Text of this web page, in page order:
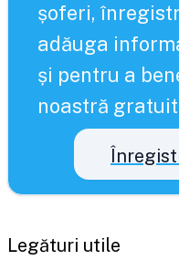
șoferi,
adăuga
și pentru a
noastră
Legături utile